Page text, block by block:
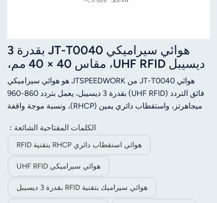
هوائي سيراميكي JT-T0040 بقدرة 3
ديسيبل UHF RFID، مقاس 40 × 40 مم،
نطاق تردد 860-960 ميجاهرتز،
استقطاب دائري يمين، موصل مخصص
هوائي JT-T0040 من JTSPEEDWORK هو هوائي سيراميكي
فائق التردد (UHF RFID) بقدرة 3 ديسيبل، يعمل بتردد 860-960
ميجاهرتز، واستقطاب دائري يمين (RHCP)، ونسبة موجة واقفة
أوم، وموصلاته القابلة للتخصيص لتناسب تطبيقات RFID.
الكلمات المفتاحية الشائعة :
هوائي استقطاب دائري RHCP بتقنية RFID
هوائي سيراميكي UHF RFID
هوائي سيراميك بتقنية RFID بقدرة 3 ديسيبل